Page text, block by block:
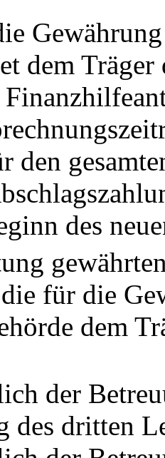
dem
den
des
für die
dem
der
des dritten